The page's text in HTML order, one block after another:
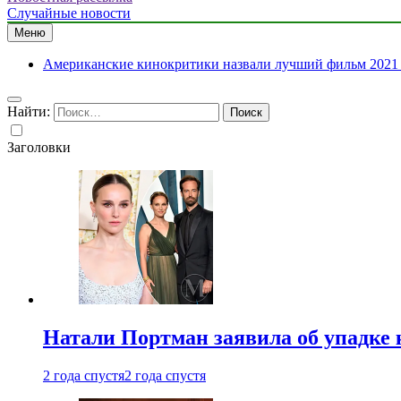
Случайные новости
Меню
Американские кинокритики назвали лучший фильм 2021
Найти:
Заголовки
Натали Портман заявила об упадке
2 года спустя2 года спустя